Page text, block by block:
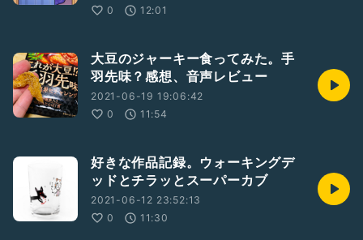
0
12:01
大豆のジャーキー食ってみた。手
羽先味？感想、音声レビュー
2021-06-19 19:06:42
0
11:54
好きな作品記録。ウォーキングデ
ッドとチラッとスーパーカブ
2021-06-12 23:52:13
0
11:30